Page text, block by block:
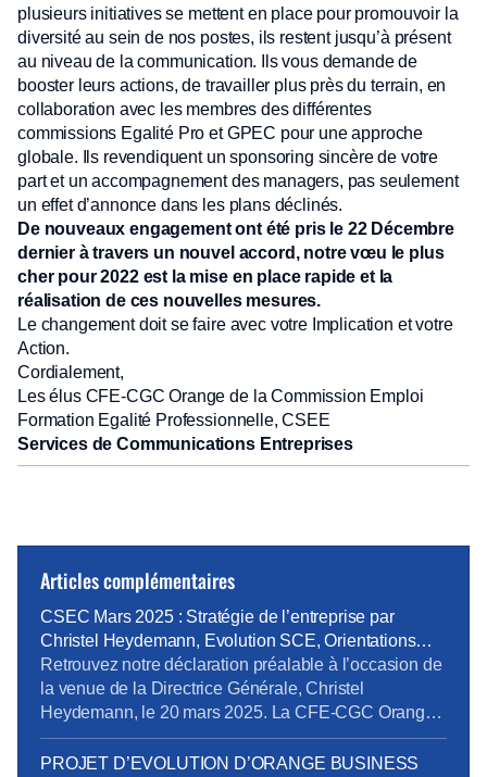
plusieurs initiatives se mettent en place pour promouvoir la
diversité au sein de nos postes, ils restent jusqu’à présent
au niveau de la communication. Ils vous demande de
booster leurs actions, de travailler plus près du terrain, en
collaboration avec les membres des différentes
commissions Egalité Pro et GPEC pour une approche
globale. Ils revendiquent un sponsoring sincère de votre
part et un accompagnement des managers, pas seulement
un effet d’annonce dans les plans déclinés.
De nouveaux engagement ont été pris le 22 Décembre
dernier à travers un nouvel accord, notre vœu le plus
cher pour 2022 est la mise en place rapide et la
réalisation de ces nouvelles mesures.
Le changement doit se faire avec votre Implication et votre
Action.
Cordialement,
Les élus CFE-CGC Orange de la Commission Emploi
Formation Egalité Professionnelle, CSEE
Services de Communications Entreprises
Articles complémentaires
CSEC Mars 2025 : Stratégie de l’entreprise par
Christel Heydemann, Evolution SCE, Orientations
Orange Business
Retrouvez notre déclaration préalable à l’occasion de
la venue de la Directrice Générale, Christel
Heydemann, le 20 mars 2025. La CFE-CGC Orange
l’a interpellée sur plusieurs sujets issus de l’enquête
de la Commission Nationale de Prévention et de
PROJET D’EVOLUTION D’ORANGE BUSINESS